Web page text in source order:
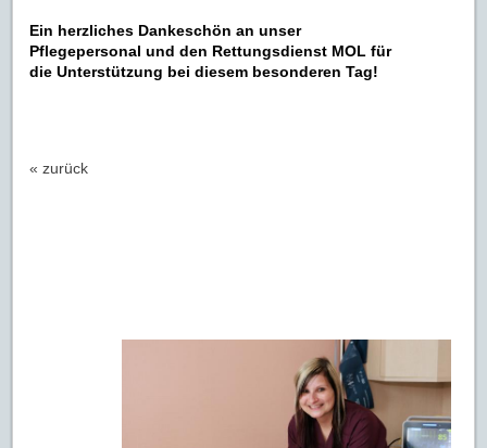
Ein herzliches Dankeschön an unser
Pflegepersonal und den Rettungsdienst MOL für
die Unterstützung bei diesem besonderen Tag!
« zurück